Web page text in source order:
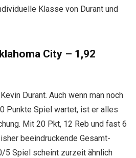
Klasse von Durant und
City – 1,92
Durant. Auch wenn man noch
Punkte Spiel wartet, ist er alles
Mit 20 Pkt, 12 Reb und fast 6
beeindruckende Gesamt-
5 Spiel scheint zurzeit ähnlich